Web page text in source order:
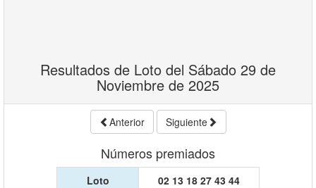
Resultados de Loto del Sábado 29 de
Noviembre de 2025
Anterior Siguiente
Números premiados
Loto
02 13 18 27 43 44